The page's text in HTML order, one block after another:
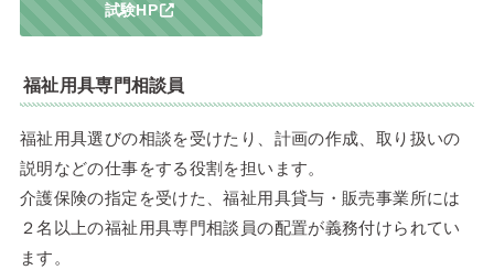
試験HP
福祉用具専門相談員
福祉用具選びの相談を受けたり、計画の作成、取り扱いの
説明などの仕事をする役割を担います。
介護保険の指定を受けた、福祉用具貸与・販売事業所には
２名以上の福祉用具専門相談員の配置が義務付けられてい
ます。